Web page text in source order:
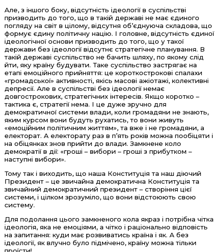
Але, з іншого боку, відсутність ідеології в суспільстві
призводить до того, що в такій державі не має єдиного
погляду на світ в цілому, відсутня об’єднуюча складова, що
формує єдину політичну націю. І головне, відсутність єдиної
ідеологічної основи призводить до того, що у такої
держави без ідеології відсутнє стратегічне планування. В
такій державі суспільство не бачить шляху, по якому слід
йти, яку країну будувати. Таке суспільство застрягає на
етапі емоційного прийняття: це короткострокові спалахи
«громадської» активності, якісь масові ажіотажі, колективні
депресії. Але в суспільстві без ідеології немає
довгострокових, стратегічних інтересів. Якщо коротко –
тактика є, стратегії нема. І це дуже зручно для
демократичної системи влади, коли громадяни не знають,
яким курсом вони будуть рухатись, то вони живуть
«емоційним політичним життям», та вже і не громадяни, а
електорат. А електорату раз в п’ять років можна пообіцяти і
на обіцянках знов прийти до влади. Замкнене коло
демократії в дії: «гроші – вибори – гроші з прибутком –
наступні вибори».
Тому так і виходить, що наша Конституція та наш діючий
Президент – це звичайна демократична Конституція та
звичайний демократичний президент – створіння цієї
системи, і цілком зрозуміло, що вони відстоюють свою
систему.
Для подолання цього замкненого кола якраз і потрібна чітка
ідеологія, яка не емоціями, а чітко і раціонально відповість
на запитання: куди має розвиватись країна і як. А без
ідеології, як влучно було підмічено, країну можна тільки